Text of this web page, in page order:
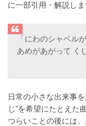
に一部引用・解説しま
「にわのシャベル
あめがあがって く
日常の小さな出来事
じ”を希望にたとえた
つらいことの後には